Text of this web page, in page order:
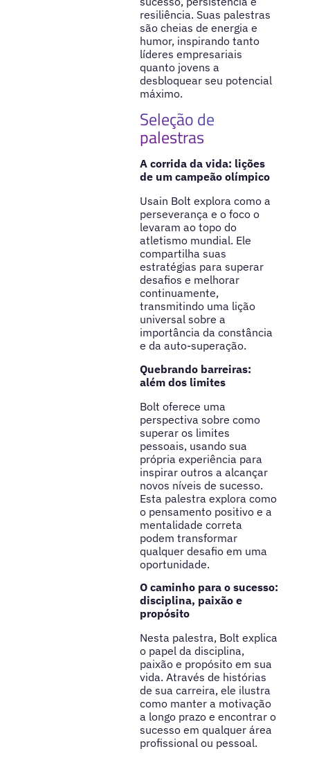
resiliência. Suas palestras
são cheias de energia e
humor, inspirando tanto
líderes empresariais
quanto jovens a
desbloquear seu potencial
máximo.
Seleção de
palestras
A corrida da vida: lições
de um campeão olímpico
Usain Bolt explora como a
perseverança e o foco o
levaram ao topo do
atletismo mundial. Ele
compartilha suas
estratégias para superar
desafios e melhorar
continuamente,
transmitindo uma lição
universal sobre a
importância da constância
e da auto-superação.
Quebrando barreiras:
além dos limites
Bolt oferece uma
perspectiva sobre como
superar os limites
pessoais, usando sua
própria experiência para
inspirar outros a alcançar
novos níveis de sucesso.
Esta palestra explora como
o pensamento positivo e a
mentalidade correta
podem transformar
qualquer desafio em uma
oportunidade.
O caminho para o sucesso:
disciplina, paixão e
propósito
Nesta palestra, Bolt explica
o papel da disciplina,
paixão e propósito em sua
vida. Através de histórias
de sua carreira, ele ilustra
como manter a motivação
a longo prazo e encontrar o
sucesso em qualquer área
profissional ou pessoal.